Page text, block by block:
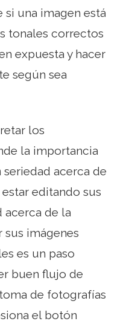
si una imagen está
tonales correctos
expuesta y hacer
según sea
los
la importancia
acerca de
editando sus
acerca de la
imágenes
es un paso
buen flujo de
de fotografías
el botón